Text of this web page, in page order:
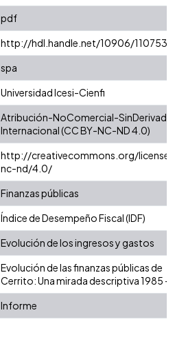
pdf
http://hdl.handle.net/10906/110753
spa
Universidad Icesi-Cienfi
Atribución-NoComercial-
Internacional (CC BY-NC-ND 4.0)
http://creativecommons.org/
nc-nd/4.0/
Finanzas públicas
Índice de Desempeño Fiscal (IDF)
Evolución de los ingresos y gastos
Evolución de las finanzas públicas de
Cerrito: Una mirada descriptiva 1985 -
Informe